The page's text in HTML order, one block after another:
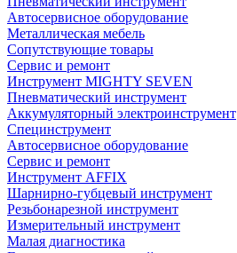
Автосервисное оборудование
Металлическая мебель
Сопутствующие товары
Сервис и ремонт
Инструмент MIGHTY SEVEN
Пневматический инструмент
Аккумуляторный электроинструмент
Специнструмент
Автосервисное оборудование
Сервис и ремонт
Инструмент AFFIX
Шарнирно-губцевый инструмент
Резьбонарезной инструмент
Измерительный инструмент
Малая диагностика